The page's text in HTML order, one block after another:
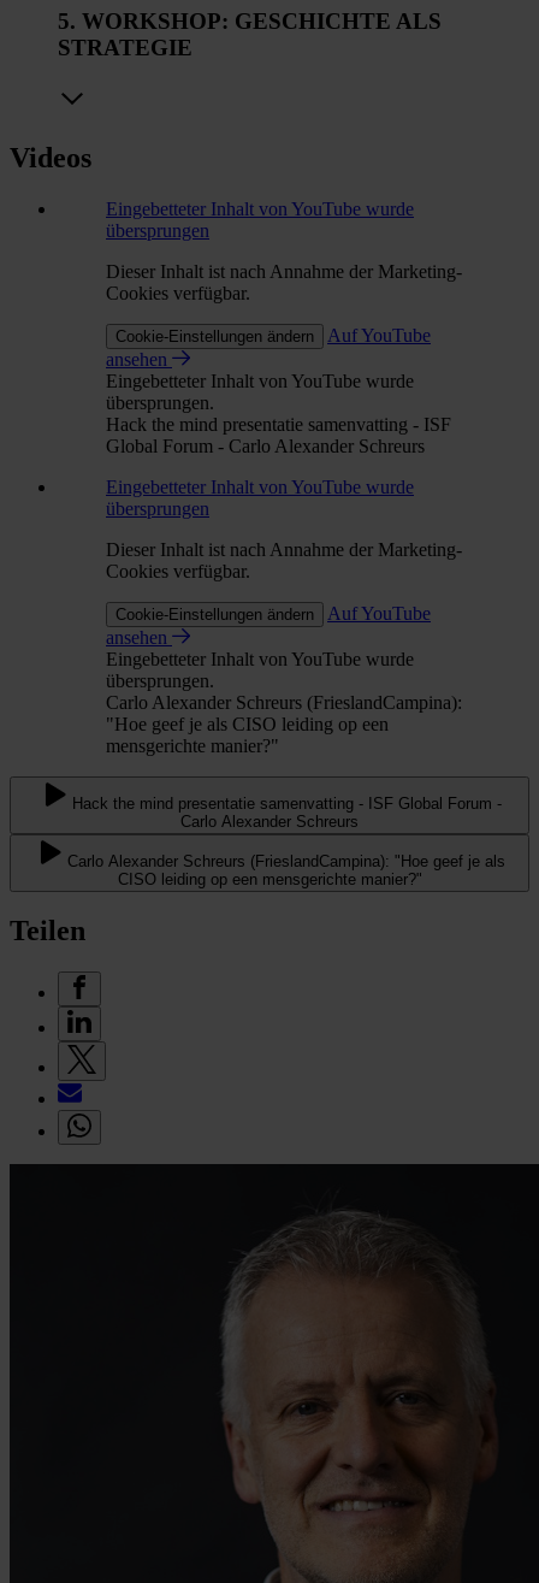
5. WORKSHOP: GESCHICHTE ALS
STRATEGIE
Videos
Eingebetteter Inhalt von YouTube wurde
übersprungen
Dieser Inhalt ist nach Annahme der Marketing-
Cookies verfügbar.
Cookie-Einstellungen ändern
Auf YouTube
ansehen
Eingebetteter Inhalt von YouTube wurde
übersprungen.
Hack the mind presentatie samenvatting - ISF
Global Forum - Carlo Alexander Schreurs
Eingebetteter Inhalt von YouTube wurde
übersprungen
Dieser Inhalt ist nach Annahme der Marketing-
Cookies verfügbar.
Cookie-Einstellungen ändern
Auf YouTube
ansehen
Eingebetteter Inhalt von YouTube wurde
übersprungen.
Carlo Alexander Schreurs (FrieslandCampina):
"Hoe geef je als CISO leiding op een
mensgerichte manier?"
Hack the mind presentatie samenvatting - ISF Global Forum -
Carlo Alexander Schreurs
Carlo Alexander Schreurs (FrieslandCampina): "Hoe geef je als
CISO leiding op een mensgerichte manier?"
Teilen